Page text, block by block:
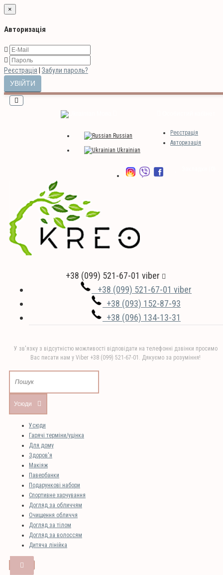
×
Авторизація
Реєстрація Забули пароль?
Реєстрація
Авторизація
Russian
Ukrainian
+38 (099) 521-67-01 viber
+38 (099) 521-67-01 viber
+38 (093) 152-87-93
+38 (096) 134-13-31
У зв'язку з відсутністю можливості відповідати на телефонні дзвінки просимо
Вас писати нам у Viber +38 (099) 521-67-01. Дякуємо за розуміння!
Усюди
Усюди
Гарячі терміни/уцінка
Для дому
Здоров'я
Макіяж
Павербанки
Подарункові набори
Спортивне харчування
Догляд за обличчям
Очищення обличчя
Догляд за тілом
Догляд за волоссям
Дитяча лінійка